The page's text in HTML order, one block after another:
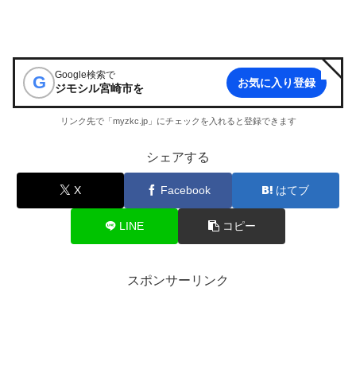
G Google検索で
ジモシル宮崎市を お気に入り登録
リンク先で「myzkc.jp」にチェックを入れると登録できます
シェアする
X Facebook はてブ
LINE コピー
スポンサーリンク